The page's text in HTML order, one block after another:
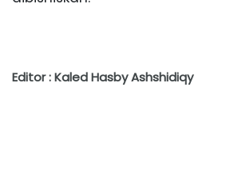
Editor : Kaled Hasby Ashshidiqy